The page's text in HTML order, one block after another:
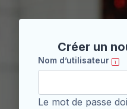
Passer au contenu principal
Créer un
Nom d’utilisateur
Le mot de passe